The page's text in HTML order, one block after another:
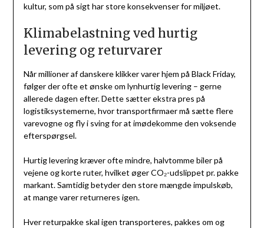
kultur, som på sigt har store konsekvenser for miljøet.
Klimabelastning ved hurtig
levering og returvarer
Når millioner af danskere klikker varer hjem på Black Friday,
følger der ofte et ønske om lynhurtig levering – gerne
allerede dagen efter. Dette sætter ekstra pres på
logistiksystemerne, hvor transportfirmaer må sætte flere
varevogne og fly i sving for at imødekomme den voksende
efterspørgsel.
Hurtig levering kræver ofte mindre, halvtomme biler på
vejene og korte ruter, hvilket øger CO₂-udslippet pr. pakke
markant. Samtidig betyder den store mængde impulskøb,
at mange varer returneres igen.
Hver returpakke skal igen transporteres, pakkes om og